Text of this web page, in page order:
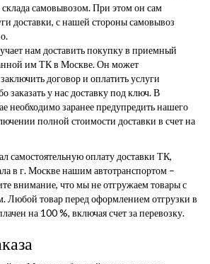
склада самовывозом. При этом он сам
доставки, с нашей стороны самовывоз
нам доставить покупку в приемный
им ТК в Москве. Он может
договор и оплатить услуги
заказать у нас доставку под ключ. В
необходимо заранее предупредить нашего
полной стоимости доставки в счет на
самостоятельную оплату доставки ТК,
в г. Москве нашим автотранспортом –
внимание, что мы не отгружаем товары с
Любой товар перед оформлением отгрузки в
на 100 %, включая счет за перевозку.